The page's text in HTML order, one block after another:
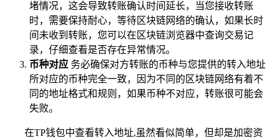
堵情况，这会导致转账确认时间延长，当您接收转账
时，需要保持耐心，等待区块链网络的确认，如果长时
间未收到转账，您可以在区块链浏览器中查询交易记
录，仔细查看是否存在异常情况。
币种对应 务必确保对方转账的币种与您提供的转入地址
所对应的币种完全一致，因为不同的区块链网络有着不
同的地址格式和规则，如果币种不对应，转账很可能会
失败。
在TP钱包中查看转入地址,虽然看似简单，但却是加密资